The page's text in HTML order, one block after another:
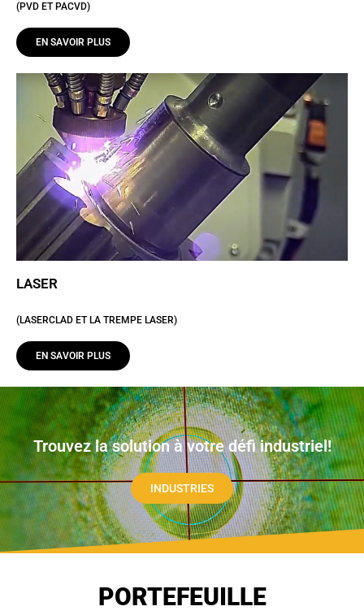
(PVD ET PACVD)
EN SAVOIR PLUS
LASER
(LASERCLAD ET LA TREMPE LASER)
EN SAVOIR PLUS
Trouvez la solution à votre défi industriel!
INDUSTRIES
PORTEFEUILLE